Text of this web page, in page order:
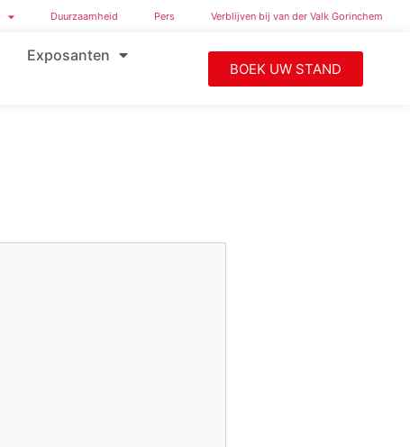
Duurzaamheid Pers Verblijven bij van der Valk Gorinchem
Exposanten
BOEK UW STAND